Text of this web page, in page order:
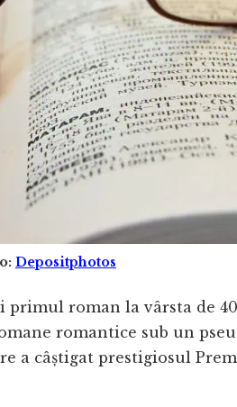
Depositphotos
roman la vârsta de
romantice sub un
a câștigat prestigiosul